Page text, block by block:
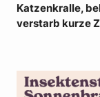
Katzenkralle,
verstarb kurze